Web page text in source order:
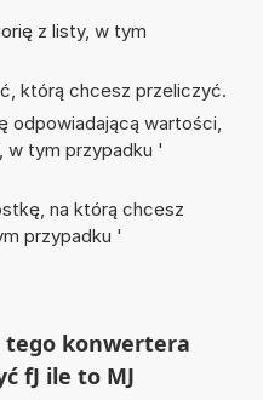
z listy, w tym
którą chcesz przeliczyć.
odpowiadającą wartości,
tym przypadku '
na którą chcesz
przypadku '
tego konwertera
fJ ile to MJ